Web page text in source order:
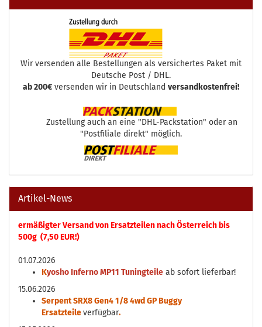
Wir versenden alle Bestellungen als versichertes Paket mit
Deutsche Post / DHL.
ab 200€ versenden wir in Deutschland versandkostenfrei!
Zustellung auch an eine "DHL-Packstation" oder an
"Postfiliale direkt" möglich.
Artikel-News
ermäßigter Versand von Ersatzteilen nach Österreich bis
500g (7,50 EUR!)
01.07.2026
Kyosho Inferno MP11 Tuningteile ab sofort lieferbar!
15.06.2026
Serpent SRX8 Gen4 1/8 4wd GP Buggy
Ersatzteileverfügbar.